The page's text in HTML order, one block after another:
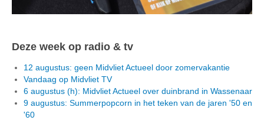
Deze week op radio & tv
12 augustus: geen Midvliet Actueel door zomervakantie
Vandaag op Midvliet TV
6 augustus (h): Midvliet Actueel over duinbrand in Wassenaar
9 augustus: Summerpopcorn in het teken van de jaren '50 en
'60